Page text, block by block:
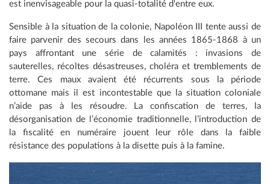
est inenvisageable pour la quasi-totalité d'entre eux.
Sensible à la situation de la colonie, Napoléon III tente aussi de
faire parvenir des secours dans les années 1865-1868 à un
pays affrontant une série de calamités : invasions de
sauterelles, récoltes désastreuses, choléra et tremblements de
terre. Ces maux avaient été récurrents sous la période
ottomane mais il est incontestable que la situation coloniale
n’aide pas à les résoudre. La confiscation de terres, la
désorganisation de l’économie traditionnelle, l’introduction de
la fiscalité en numéraire jouent leur rôle dans la faible
résistance des populations à la disette puis à la famine.